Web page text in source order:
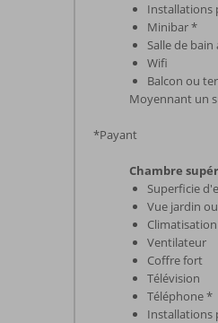
Installations
Minibar *
Salle de
Wifi
Balcon ou
Moyennant un
*Payant
Chambre
Superficie
Vue jardin
Climatisation
Ventilateur
Coffre fort
Télévision
Téléphone *
Installations